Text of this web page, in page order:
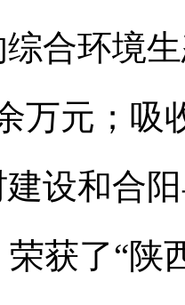
合环境
万元；吸
设和合
荣获了“